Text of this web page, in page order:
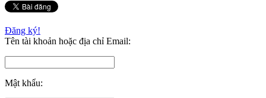
Đăng ký!
Tên tài khoản hoặc địa chỉ Email:
Mật khẩu: